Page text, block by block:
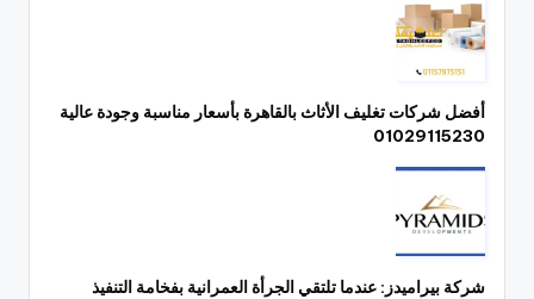
أفضل شركات تغليف الأثاث بالقاهرة بأسعار مناسبة وجودة عالية
01029115230
شركة بيراميدز: عندما تلتقي الجرأة العمرانية بفخامة التنفيذ